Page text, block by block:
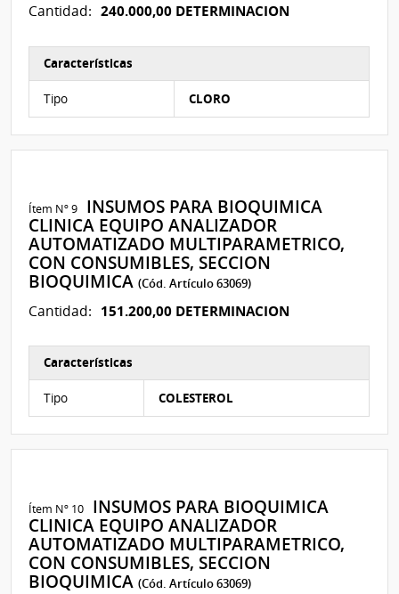
Cantidad: 240.000,00 DETERMINACION
Características
Tipo CLORO
Ítem Nº 9
INSUMOS PARA BIOQUIMICA
CLINICA EQUIPO ANALIZADOR
AUTOMATIZADO MULTIPARAMETRICO,
CON CONSUMIBLES, SECCION
BIOQUIMICA(Cód. Artículo 63069)
Cantidad: 151.200,00 DETERMINACION
Características
Tipo COLESTEROL
Ítem Nº 10
INSUMOS PARA BIOQUIMICA
CLINICA EQUIPO ANALIZADOR
AUTOMATIZADO MULTIPARAMETRICO,
CON CONSUMIBLES, SECCION
BIOQUIMICA(Cód. Artículo 63069)